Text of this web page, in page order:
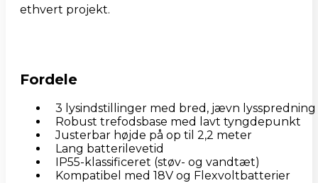
ethvert projekt.
Fordele
3 lysindstillinger med bred, jævn lysspredning
Robust trefodsbase med lavt tyngdepunkt
Justerbar højde på op til 2,2 meter
Lang batterilevetid
IP55-klassificeret (støv- og vandtæt)
Kompatibel med 18V og Flexvoltbatterier